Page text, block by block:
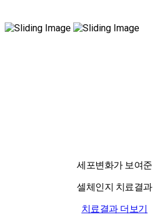
세포변화가 보여준
셀체인지 치료결과
치료결과 더보기